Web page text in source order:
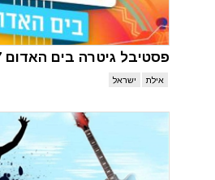
פסטיבל גיטרה בים האדום 2027
אילת ישראל